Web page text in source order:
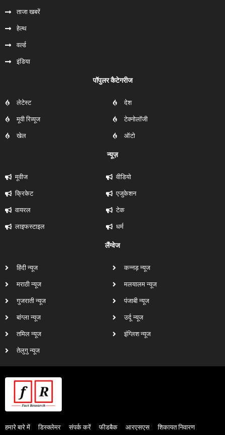
ताजा खबरें
हेल्‍थ
वर्ल्ड
इंडिया
पॉपुलर कैटेगरीज
लेटेस्ट
मूवी रिव्यूज
खेल
देश
टेक्नोलॉजी
ऑटो
न्यूज़
मूवीज
क्रिकेट
वायरल
लाइफस्टाइल
वीडियो
एजुकेशन
टेक
धर्म
लैंग्वेज
हिंदी न्यूज
मराठी न्यूज
गुजराती न्यूज
बांग्ला न्यूज
तमिल न्यूज
तेलुगु न्यूज
कन्नड़ न्यूज
मलयालम न्यूज
पंजाबी न्यूज
उर्दू न्यूज
इंग्लिश न्यूज
हमारे बारे में डिस्क्लेमर संपर्क करें फीडबैक आरएसएस शिकायत निवारण